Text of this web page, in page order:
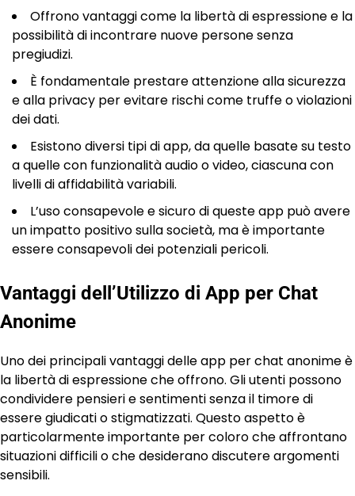
Offrono vantaggi come la libertà di espressione e la
possibilità di incontrare nuove persone senza
pregiudizi.
È fondamentale prestare attenzione alla sicurezza
e alla privacy per evitare rischi come truffe o violazioni
dei dati.
Esistono diversi tipi di app, da quelle basate su testo
a quelle con funzionalità audio o video, ciascuna con
livelli di affidabilità variabili.
L’uso consapevole e sicuro di queste app può avere
un impatto positivo sulla società, ma è importante
essere consapevoli dei potenziali pericoli.
Vantaggi dell’Utilizzo di App per Chat
Anonime
Uno dei principali vantaggi delle app per chat anonime è
la libertà di espressione che offrono. Gli utenti possono
condividere pensieri e sentimenti senza il timore di
essere giudicati o stigmatizzati. Questo aspetto è
particolarmente importante per coloro che affrontano
situazioni difficili o che desiderano discutere argomenti
sensibili.